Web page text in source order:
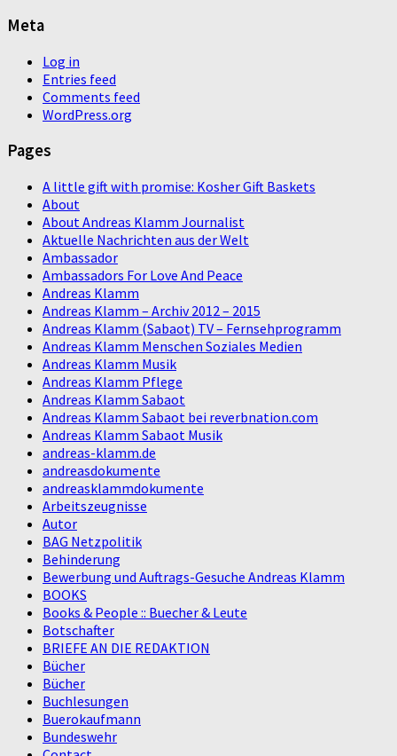
Meta
Log in
Entries feed
Comments feed
WordPress.org
Pages
A little gift with promise: Kosher Gift Baskets
About
About Andreas Klamm Journalist
Aktuelle Nachrichten aus der Welt
Ambassador
Ambassadors For Love And Peace
Andreas Klamm
Andreas Klamm – Archiv 2012 – 2015
Andreas Klamm (Sabaot) TV – Fernsehprogramm
Andreas Klamm Menschen Soziales Medien
Andreas Klamm Musik
Andreas Klamm Pflege
Andreas Klamm Sabaot
Andreas Klamm Sabaot bei reverbnation.com
Andreas Klamm Sabaot Musik
andreas-klamm.de
andreasdokumente
andreasklammdokumente
Arbeitszeugnisse
Autor
BAG Netzpolitik
Behinderung
Bewerbung und Auftrags-Gesuche Andreas Klamm
BOOKS
Books & People :: Buecher & Leute
Botschafter
BRIEFE AN DIE REDAKTION
Bücher
Bücher
Buchlesungen
Buerokaufmann
Bundeswehr